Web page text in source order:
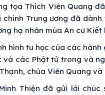
tọa Thích Viên Quang
Trung ương đã
hạ nhân mùa An cư Kiết
hình tu học của các
các Phật tử trong và
chùa Viên Quang
Thiện đã gửi lời